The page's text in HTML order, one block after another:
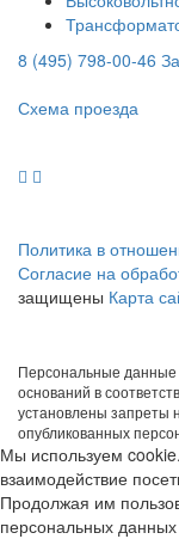
8 (495) 798-00-46
Схема проезда
Политика в
Согласие на
защищены Карта
Персональные данные
оснований в
установлены запреты
опубликованных
Мы используем
взаимодействие
Продолжая им
персональных данных